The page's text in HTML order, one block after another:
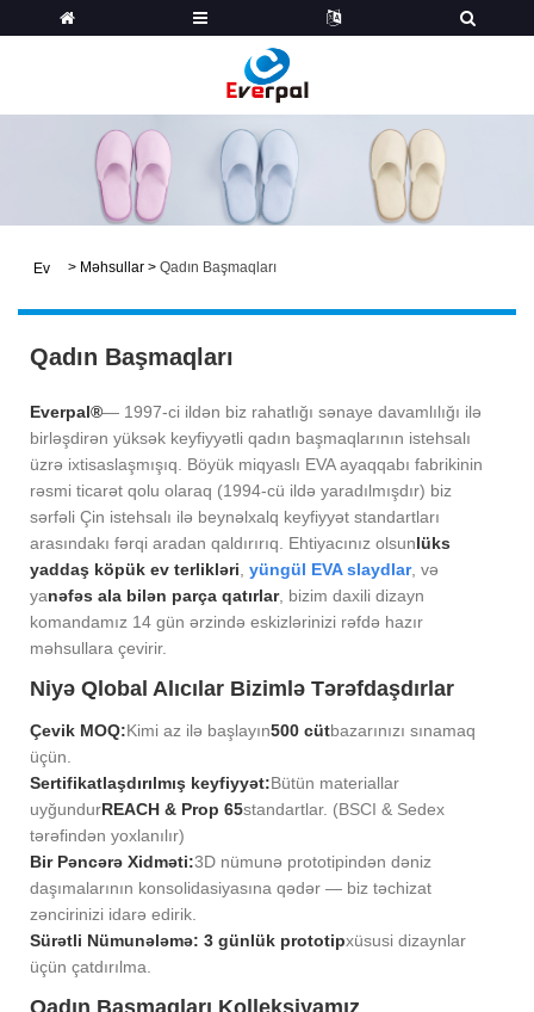
Ev > Məhsullar > Qadın Başmaqları
Qadın Başmaqları
Everpal®— 1997-ci ildən biz rahatlığı sənaye davamlılığı ilə
birləşdirən yüksək keyfiyyətli qadın başmaqlarının istehsalı
üzrə ixtisaslaşmışıq. Böyük miqyaslı EVA ayaqqabı fabrikinin
rəsmi ticarət qolu olaraq (1994-cü ildə yaradılmışdır) biz
sərfəli Çin istehsalı ilə beynəlxalq keyfiyyət standartları
arasındakı fərqi aradan qaldırırıq. Ehtiyacınız olsunlüks
yaddaş köpük ev terlikləri yüngül EVA slaydlar, və
yanəfəs ala bilən parça qatırlar, bizim daxili dizayn
komandamız 14 gün ərzində eskizlərinizi rəfdə hazır
məhsullara çevirir.
Niyə Qlobal Alıcılar Bizimlə Tərəfdaşdırlar
Çevik MOQ:Kimi az ilə başlayın500 cütbazarınızı sınamaq
üçün.
Sertifikatlaşdırılmış keyfiyyət:Bütün materiallar
uyğundurREACH & Prop 65standartlar. (BSCI & Sedex
tərəfindən yoxlanılır)
Bir Pəncərə Xidməti:3D nümunə prototipindən dəniz
daşımalarının konsolidasiyasına qədər — biz təchizat
zəncirinizi idarə edirik.
Sürətli Nümunələmə: 3 günlük prototipxüsusi dizaynlar
üçün çatdırılma.
Qadın Başmaqları Kolleksiyamız